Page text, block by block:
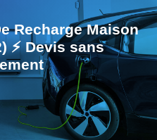
Recharge Maison
⚡️ Devis sans